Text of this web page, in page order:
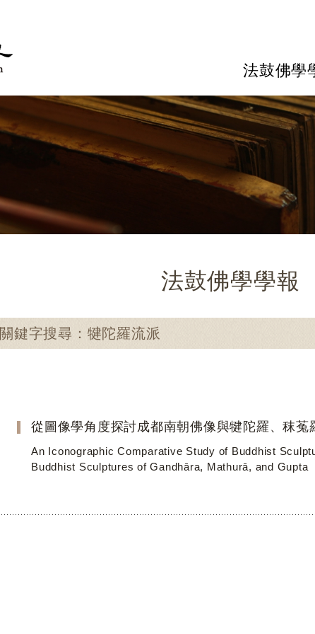
法鼓佛學
法鼓佛學學報
關鍵字搜尋：犍陀羅流派
從圖像學角度探討成都南朝佛像與犍陀羅、秣
An Iconographic Comparative Study of Buddhist
Buddhist Sculptures of Gandhāra, Mathurā, and Gupta